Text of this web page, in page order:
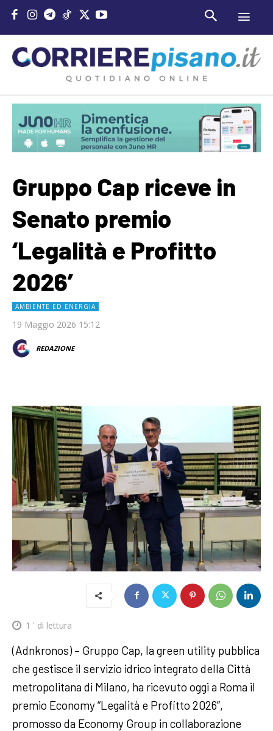
Gruppo Cap riceve in
Senato premio
‘Legalità e Profitto
2026’
AMBIENTE ED ENERGIA
19 Maggio 2026 15:12
REDAZIONE
1 ' di lettura
(Adnkronos) – Gruppo Cap, la green utility pubblica
che gestisce il servizio idrico integrato della Città
metropolitana di Milano, ha ricevuto oggi a Roma il
premio Economy “Legalità e Profitto 2026”,
promosso da Economy Group in collaborazione